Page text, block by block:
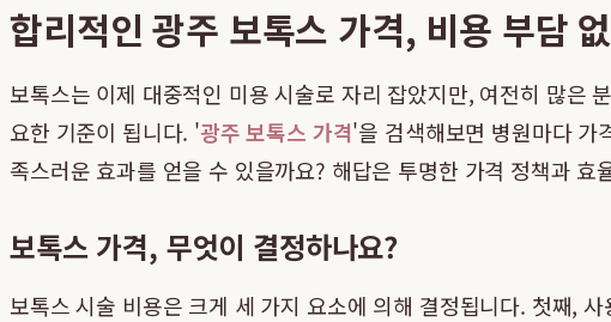
합리적인 광주 보톡스 가격, 비용 부담
보톡스는 이제 대중적인 미용 시술로 자리 잡았지만, 여전히 많은
요한 기준이 됩니다. '광주 보톡스 가격'을 검색해보면 병원마다 가
족스러운 효과를 얻을 수 있을까요? 해답은 투명한 가격 정책과 효
보톡스 가격, 무엇이 결정하나요?
보톡스 시술 비용은 크게 세 가지 요소에 의해 결정됩니다. 첫째,